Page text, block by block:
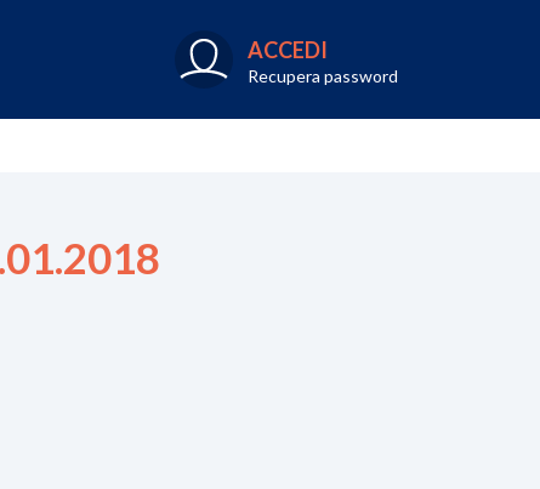
ACCEDI
Recupera password